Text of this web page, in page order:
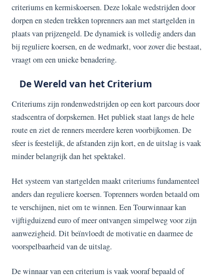
criteriums en kermiskoersen. Deze lokale wedstrijden door
dorpen en steden trekken toprenners aan met startgelden in
plaats van prijzengeld. De dynamiek is volledig anders dan
bij reguliere koersen, en de wedmarkt, voor zover die bestaat,
vraagt om een unieke benadering.
De Wereld van het Criterium
Criteriums zijn rondenwedstrijden op een kort parcours door
stadscentra of dorpskernen. Het publiek staat langs de hele
route en ziet de renners meerdere keren voorbijkomen. De
sfeer is feestelijk, de afstanden zijn kort, en de uitslag is vaak
minder belangrijk dan het spektakel.
Het systeem van startgelden maakt criteriums fundamenteel
anders dan reguliere koersen. Toprenners worden betaald om
te verschijnen, niet om te winnen. Een Tourwinnaar kan
vijftigduizend euro of meer ontvangen simpelweg voor zijn
aanwezigheid. Dit beïnvloedt de motivatie en daarmee de
voorspelbaarheid van de uitslag.
De winnaar van een criterium is vaak vooraf bepaald of